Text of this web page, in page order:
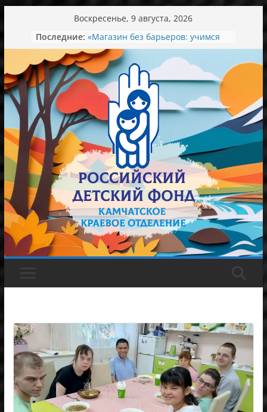
содержимому
Воскресенье, 9 августа, 2026
Последние: «Магазин без барьеров: учимся
понимать и договариваться»
День семьи, любви и верности
Экскурсия в мир красоты
Ароматный зеленый вкус лета.
Концерт в колледже искусств